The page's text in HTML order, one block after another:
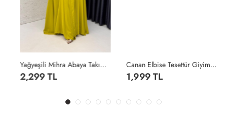
Yağyeşili Mihra Abaya Takım Tesettür Giyim Yağ Yeşili
2,299 TL
Canan Elbise Tesettür Giyim Kiremit
1,999 TL